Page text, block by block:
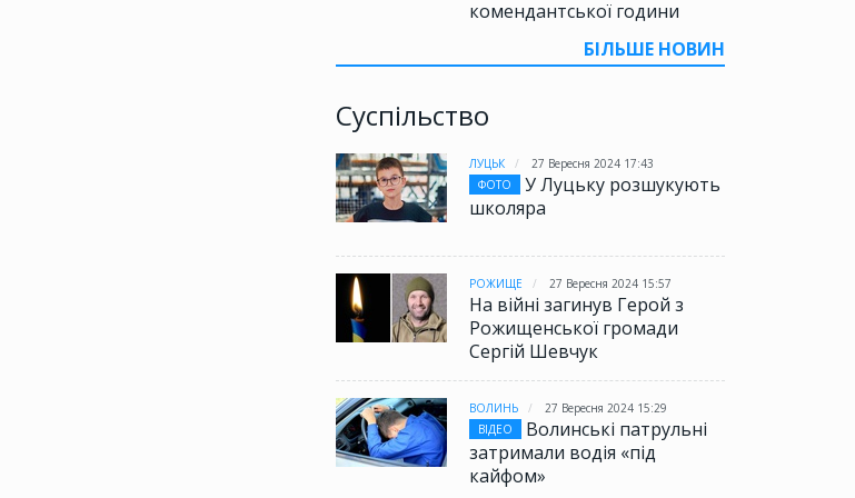
комендантської години
БІЛЬШЕ НОВИН
Суспільство
ЛУЦЬК
27 Вересня 2024 17:43
ФОТО
У Луцьку розшукують
школяра
РОЖИЩЕ 27 Вересня 2024 15:57
На війні загинув Герой з
Рожищенської громади
Сергій Шевчук
ВОЛИНЬ
27 Вересня 2024 15:29
ВІДЕО
Волинські патрульні
затримали водія «під
кайфом»